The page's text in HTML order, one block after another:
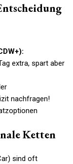
extra, spart aber
nachfragen!
Ketten
sind oft